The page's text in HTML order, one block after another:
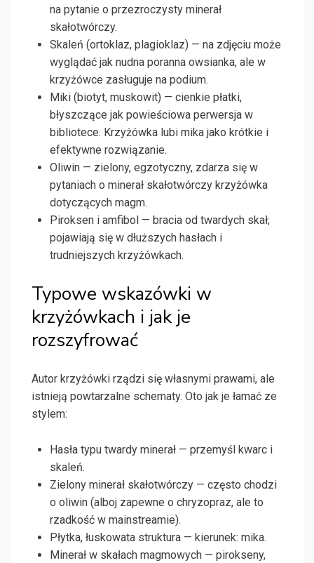
na pytanie o przezroczysty minerał
skałotwórczy.
Skaleń (ortoklaz, plagioklaz) — na zdjęciu może
wyglądać jak nudna poranna owsianka, ale w
krzyżówce zasługuje na podium.
Miki (biotyt, muskowit) — cienkie płatki,
błyszczące jak powieściowa perwersja w
bibliotece. Krzyżówka lubi mika jako krótkie i
efektywne rozwiązanie.
Oliwin — zielony, egzotyczny, zdarza się w
pytaniach o minerał skałotwórczy krzyżówka
dotyczących magm.
Piroksen i amfibol — bracia od twardych skał;
pojawiają się w dłuższych hasłach i
trudniejszych krzyżówkach.
Typowe wskazówki w
krzyżówkach i jak je
rozszyfrować
Autor krzyżówki rządzi się własnymi prawami, ale
istnieją powtarzalne schematy. Oto jak je łamać ze
stylem:
Hasła typu twardy minerał — przemyśl kwarc i
skaleń.
Zielony minerał skałotwórczy — często chodzi
o oliwin (alboj zapewne o chryzopraz, ale to
rzadkość w mainstreamie).
Płytka, łuskowata struktura — kierunek: mika.
Minerał w skałach magmowych — pirokseny,